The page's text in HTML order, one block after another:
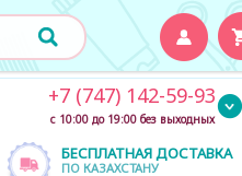
БЕСПЛАТНАЯ ДОСТАВКА
ПО КАЗАХСТАНУ
+7 (747) 142-59-93
с 10:00 до 19:00 без выходных